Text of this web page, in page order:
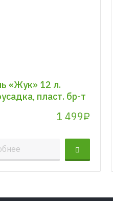
«Жук» 12 л.
пласт. бр-т
1 499₽